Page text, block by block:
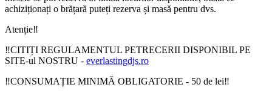
achiziționați o brățară puteți rezerva și masă pentru dvs.
Atenție‼️
‼️CITIȚI REGULAMENTUL PETRECERII DISPONIBIL PE
SITE-ul NOSTRU - everlastingdjs.ro
‼️CONSUMAȚIE MINIMĂ OBLIGATORIE - 50 de lei‼️